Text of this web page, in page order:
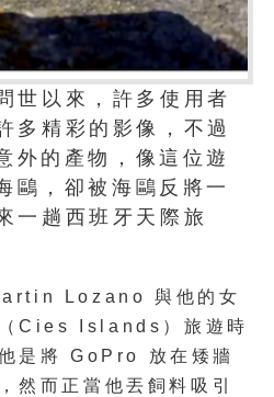
世以來，許多使用者
精彩的影像，不過
外的產物，像這位遊
鷗，卻被海鷗反將一
一趟西班牙天際旅
Lozano 與他的女
（Cies Islands）旅遊時
是將 GoPro 放在矮牆
然而正當他丟飼料吸引